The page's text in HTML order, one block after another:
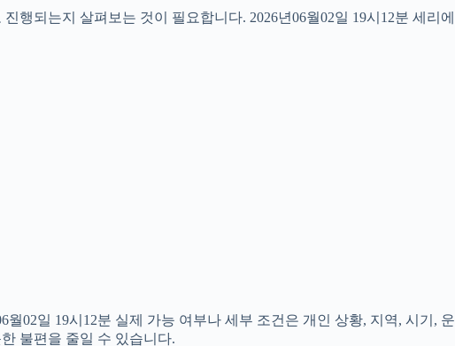
되는지 살펴보는 것이 필요합니다. 2026년06월02일 19시12분 세리에
02일 19시12분 실제 가능 여부나 세부 조건은 개인 상황, 지역, 시기, 운
불편을 줄일 수 있습니다.